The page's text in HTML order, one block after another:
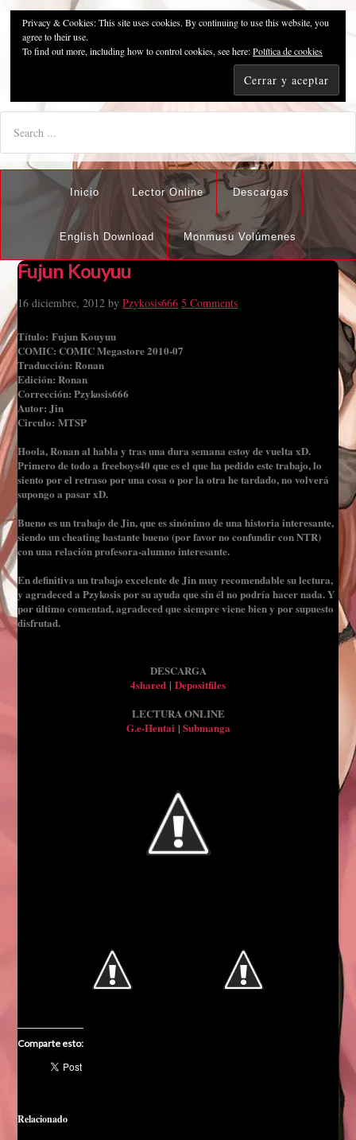
Pzykosis666HFansub
"I'm the best there is at what I do, but what I do best isn't very
Inicio Lector Online Descargas
English Download Monmusu Volúmenes
Fujun Kouyuu
16 diciembre, 2012 byPzykosis666 5 Comments
Título: Fujun Kouyuu
COMIC: COMIC Megastore 2010-07
Traducción: Ronan
Edición: Ronan
Corrección: Pzykosis666
Autor: Jin
Circulo: MTSP
Hoola, Ronan al habla y tras una dura semana estoy de vuelta xD.
Primero de todo a freeboys40 que es el que ha pedido este trabajo, lo
siento por el retraso por una cosa o por la otra he tardado, no volverá
supongo a pasar xD.
Bueno es un trabajo de Jin, que es sinónimo de una historia interesante,
siendo un cheating bastante bueno (por favor no confundir con NTR)
con una relación profesora-alumno interesante.
En definitiva un trabajo excelente de Jin muy recomendable su lectura,
y agradeced a Pzykosis por su ayuda que sin él no podría hacer nada. Y
por último comentad, agradeced que siempre viene bien y por supuesto
disfrutad.
DESCARGA
4shared | Depositfiles
LECTURA ONLINE
G.e-Hentai| Submanga
Comparte esto:
Relacionado
Privacy & Cookies: This site uses cookies. By continuing to use this website, you
agree to their use.
To find out more, including how to control cookies, see here:Política de cookies